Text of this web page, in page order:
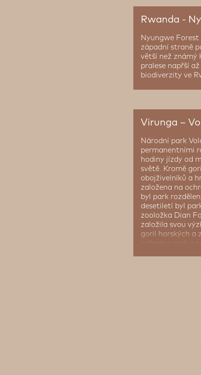
Rwanda -
Nyungwe
západní straně
větší než známý
pralese napřší
biodiverzity ve
Virunga –
Národní park
permanentními
hodiny jízdy od
světě. Kromě
obojživelníků a
založena na
byl park
desetiletí byl
zooložka Dian
založila svou
goril horských a
ochranu goril a
gorilích mláďat,
druhů ptáků